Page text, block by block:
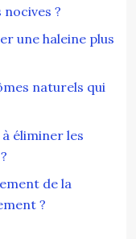
?
une haleine plus
naturels qui
éliminer les
de la
?